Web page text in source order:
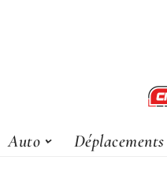
Auto Déplacements